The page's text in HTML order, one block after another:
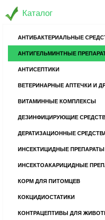
Каталог
АНТИБАКТЕРИАЛЬНЫЕ
АНТИГЕЛЬМИНТНЫЕ
АНТИСЕПТИКИ
ВЕТЕРИНАРНЫЕ АПТЕЧКИ И
ВИТАМИННЫЕ КОМПЛЕКСЫ
ДЕЗИНФИЦИРУЮЩИЕ
ДЕРАТИЗАЦИОННЫЕ
ИНСЕКТИЦИДНЫЕ ПРЕПАРАТЫ
ИНСЕКТОАКАРИЦИДНЫЕ
КОРМ ДЛЯ ПИТОМЦЕВ
КОКЦИДИОСТАТИКИ
КОНТРАЦЕПТИВЫ ДЛЯ